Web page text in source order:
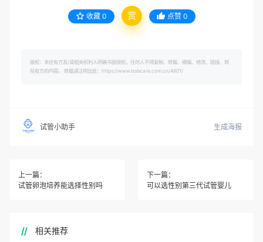
收藏 0 赏 点赞 0
版权：未经有方及/或相关权利人明确书面授权，任何人不得复制、转载、摘编、修改、链接、转
帖有方的内容。 转载请注明出处：https://www.bobcare.com.cn/4801/
试管小助手 生成海报
上一篇：
试管卵泡培养能选择性别吗
下一篇：
可以选性别第三代试管婴儿
相关推荐